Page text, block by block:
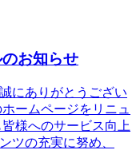
お知らせ
にありがとうござい
ームページをリニュ
様へのサービス向上
ツの充実に努め、